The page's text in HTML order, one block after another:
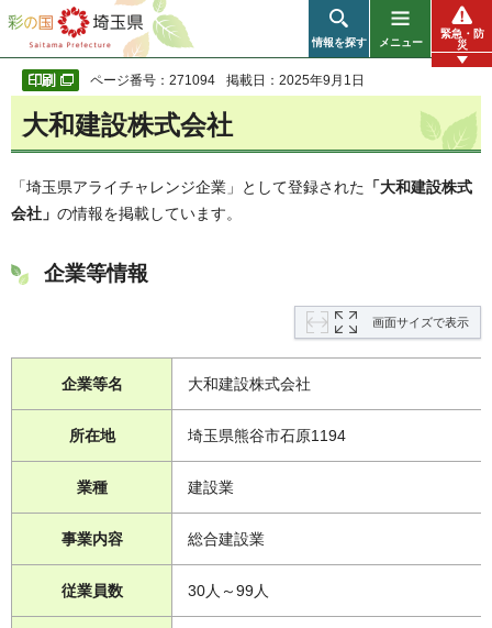
彩の国 埼玉県
情報を探す メニュー
緊急・防
災
ページ番号：271094 掲載日：2025年9月1日
大和建設株式会社
「埼玉県アライチャレンジ企業」として登録された 「大和建設株式
会社 」 の情報を掲載しています。
企業等情報
画面サイズで表示
企業等名 大和建設株式会社
所在地 埼玉県熊谷市石原1194
業種 建設業
事業内容 総合建設業
従業員数 30人～99人